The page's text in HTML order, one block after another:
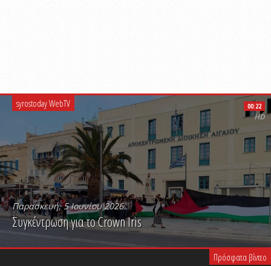
syrostoday WebTV
Παρασκευή, 5 Ιουνίου 2026
Συγκέντρωση για το Crown Iris
PLAY VIDEO
00:22
HD
Πρόσφατα βίντεο